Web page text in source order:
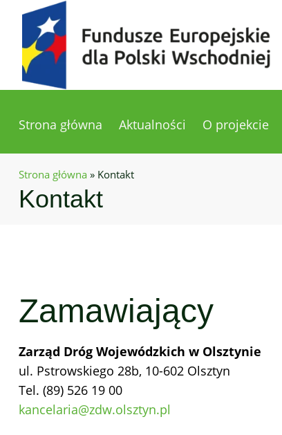
Strona główna Aktualności O projekcie
Strona główna » Kontakt
Kontakt
Zamawiający
Zarząd Dróg Wojewódzkich w Olsztynie
ul. Pstrowskiego 28b, 10-602 Olsztyn
Tel. (89) 526 19 00
kancelaria@zdw.olsztyn.pl